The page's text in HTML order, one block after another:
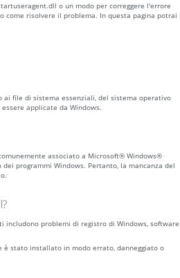
o un modo per correggere l'errore
come risolvere il problema. In questa pagina potrai
ai file di sistema essenziali, del sistema operativo
applicate da Windows.
associato a Microsoft® Windows®
programmi Windows. Pertanto, la mancanza del
problemi di registro di Windows, software
stato installato in modo errato, danneggiato o